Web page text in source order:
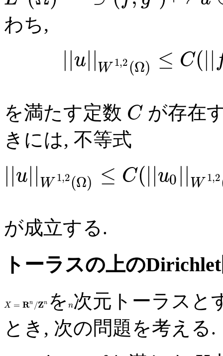
わち,
u W 1,2 (Ω) ≤ C(
を満たす定数 C が存在
きには, 不等式
u W 1,2(Ω) ≤ C( u0 W 1,2
が成立する.
トーラスの上の
X = Rn /Zn を n次元トーラスと
とき, 次の問題を考える.